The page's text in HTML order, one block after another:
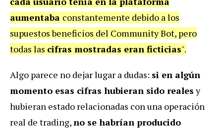
aumentaba constantemente debido a los
supuestos beneficios del Community Bot, pero
todas las cifras mostradas eran ficticias".
Algo parece no dejar lugar a dudas: si en algún
momento esas cifras hubieran sido realesy
hubieran estado relacionadas con una operación
real de trading,no se habrían producido